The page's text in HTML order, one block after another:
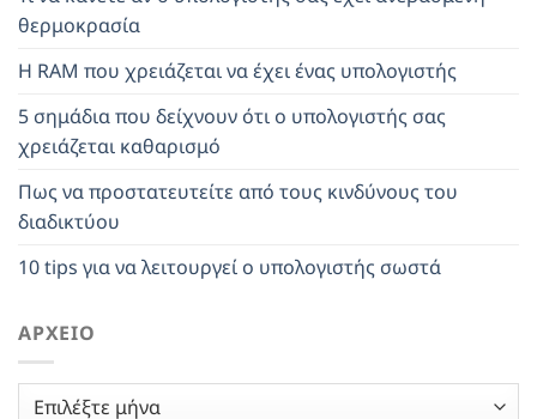
θερμοκρασία
Η RAM που χρειάζεται να έχει ένας υπολογιστής
5 σημάδια που δείχνουν ότι ο υπολογιστής σας
χρειάζεται καθαρισμό
Πως να προστατευτείτε από τους κινδύνους του
διαδικτύου
10 tips για να λειτουργεί ο υπολογιστής σωστά
ΑΡΧΕΊΟ
Αρχείο